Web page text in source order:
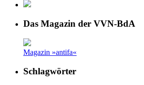
Das Magazin der VVN-BdA
Magazin »antifa«
Schlagwörter